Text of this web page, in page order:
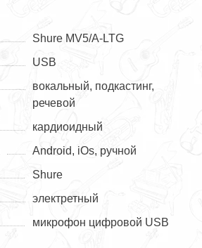
Shure MV5/A-LTG
USB
вокальный, подкастинг,
речевой
кардиоидный
Android, iOs, ручной
Shure
электретный
микрофон цифровой USB